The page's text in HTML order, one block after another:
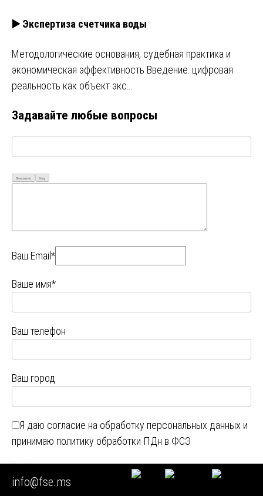
▶️ Экспертиза счетчика воды
Методологические основания, судебная практика и
экономическая эффективность Введение: цифровая
реальность как объект экс…
Задавайте любые вопросы
Визуально Код
Ваш Email*
Ваше имя*
Ваш телефон
Ваш город
Я даю согласие на обработку персональных данных и
принимаю политику обработки ПДн в ФСЭ
13+17=
info@fse.ms